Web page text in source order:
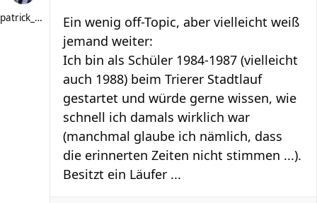
patrick_schere
Ein wenig off-Topic, aber vielleicht weiß
jemand weiter:
Ich bin als Schüler 1984-1987 (vielleicht
auch 1988) beim Trierer Stadtlauf
gestartet und würde gerne wissen, wie
schnell ich damals wirklich war
(manchmal glaube ich nämlich, dass
die erinnerten Zeiten nicht stimmen ...).
Besitzt ein Läufer ...